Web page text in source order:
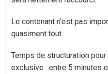
Le contenant n’est pas
quasiment tout.
Temps de structuration
exclusive : entre 5 minutes